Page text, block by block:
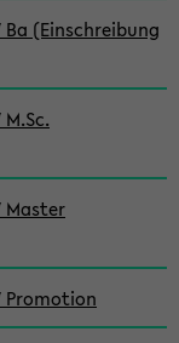
(Einschreibung